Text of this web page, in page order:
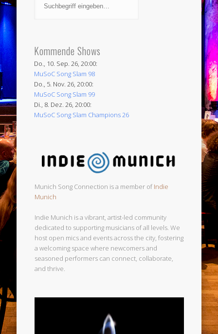
Kommende Shows
Do., 10. Sep. 26, 20:00:
MuSoC Song Slam 98
Do., 5. Nov. 26, 20:00:
MuSoC Song Slam 99
Di., 8. Dez. 26, 20:00:
MuSoC Song Slam Champions 26
Munich Song Connection is a member ofIndie
Munich
Indie Munich is a vibrant, artist-led community
dedicated to supporting musicians of all levels. We
host open mics and events across the city, fostering
a welcoming space where newcomers and
seasoned performers can connect, collaborate,
and thrive.